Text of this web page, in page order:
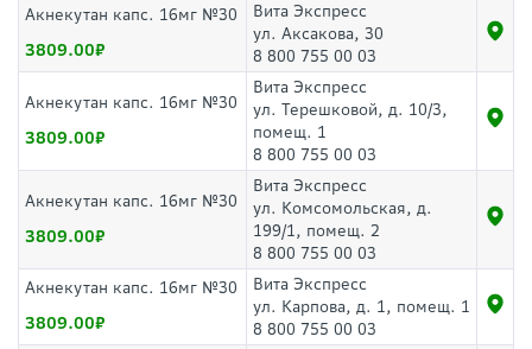
Акнекутан капс. 16мг №30
3809.00
Вита Экспресс
ул. Аксакова, 30
8 800 755 00 03
Акнекутан капс. 16мг №30
3809.00
Вита Экспресс
ул. Терешковой, д. 10/3,
помещ. 1
8 800 755 00 03
Акнекутан капс. 16мг №30
3809.00
Вита Экспресс
ул. Комсомольская, д.
199/1, помещ. 2
8 800 755 00 03
Акнекутан капс. 16мг №30
3809.00
Вита Экспресс
ул. Карпова, д. 1, помещ. 1
8 800 755 00 03